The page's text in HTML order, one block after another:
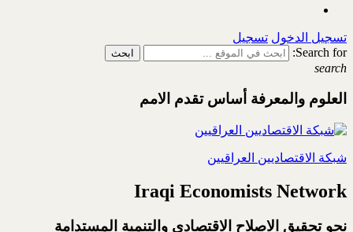
تسجيل الدخول تسجيل
Search for:
search
العلوم والمعرفة أساس تقدم الامم
شبكة الاقتصاديين العراقيين
Iraqi Economists Network
نحو تحقيق الاصلاح الاقتصادي والتنمية المستدامة